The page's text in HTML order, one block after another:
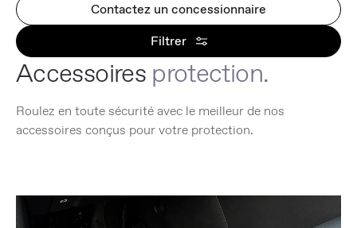
Contactez un concessionnaire
Filtrer
Accessoiresprotection.
Roulez en toute sécurité avec le meilleur de nos
accessoires conçus pour votre protection.